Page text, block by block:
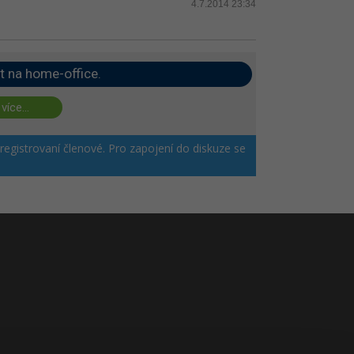
4.7.2014 23:34
na home-office.
členové. Pro zapojení do diskuze se